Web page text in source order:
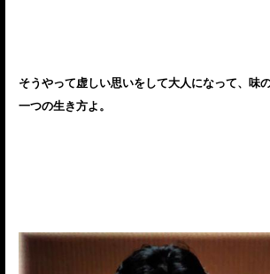
そうやって虚しい思いをして大人になって、味
一つの生き方よ。